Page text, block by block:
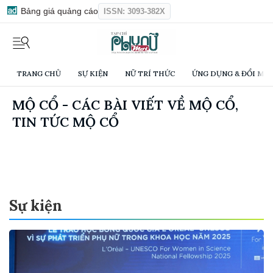
Bảng giá quảng cáo ISSN: 3093-382X
TRANG CHỦ SỰ KIỆN NỮ TRÍ THỨC ỨNG DỤNG & ĐỔI
MỘ CỔ - CÁC BÀI VIẾT VỀ MỘ CỔ,
TIN TỨC MỘ CỔ
Sự kiện